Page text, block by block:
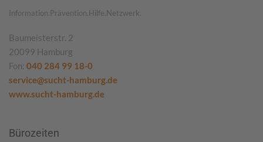
Information.Prävention.Hilfe.Netzwerk.
Baumeisterstr. 2
20099 Hamburg
Fon: 040 284 99 18-0
service@sucht-hamburg.de
www.sucht-hamburg.de
Bürozeiten